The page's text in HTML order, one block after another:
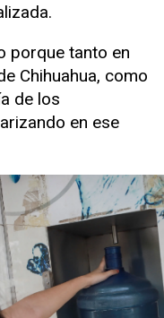
porque tanto en
Chihuahua, como
de los
en ese